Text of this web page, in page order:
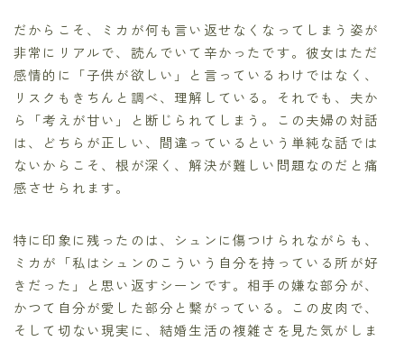
だからこそ、ミカが何も言い返せなくなってしまう姿が
非常にリアルで、読んでいて辛かったです。彼女はただ
感情的に「子供が欲しい」と言っているわけではなく、
リスクもきちんと調べ、理解している。それでも、夫か
ら「考えが甘い」と断じられてしまう。この夫婦の対話
は、どちらが正しい、間違っているという単純な話では
ないからこそ、根が深く、解決が難しい問題なのだと痛
感させられます。
特に印象に残ったのは、シュンに傷つけられながらも、
ミカが「私はシュンのこういう自分を持っている所が好
きだった」と思い返すシーンです。相手の嫌な部分が、
かつて自分が愛した部分と繋がっている。この皮肉で、
そして切ない現実に、結婚生活の複雑さを見た気がしま